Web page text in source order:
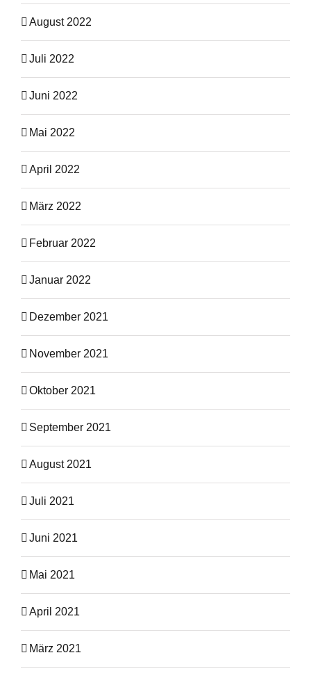
August 2022
Juli 2022
Juni 2022
Mai 2022
April 2022
März 2022
Februar 2022
Januar 2022
Dezember 2021
November 2021
Oktober 2021
September 2021
August 2021
Juli 2021
Juni 2021
Mai 2021
April 2021
März 2021